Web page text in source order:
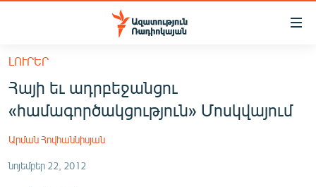
Մատչելիության
հիմնական
բովանդակությանը
Անցնել
հիմնական
մենյուին
ՀԱՅԱՍՏԱՆ
ՔԱՂԱՔԱԿԱՆ
ԸՆՏՐՈՒԹՅՈՒՆՆԵՐ 2026
ԻՐԱՎՈՒՆՔ
ԼՈՒՐԵՐ
Հայի եւ ադրբեջանցու
«համագործակցություն» Մոսկվայում
Արման Հովհաննիսյան
նոյեմբեր 22, 2012